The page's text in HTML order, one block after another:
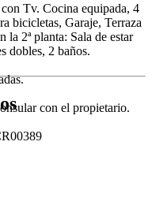
Tv. Cocina equipada, 4
bicicletas, Garaje, Terraza
2ª planta: Sala de estar
dobles, 2 baños.
con el propietario.